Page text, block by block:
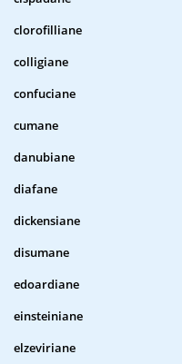
clorofilliane
colligiane
confuciane
cumane
danubiane
diafane
dickensiane
disumane
edoardiane
einsteiniane
elzeviriane